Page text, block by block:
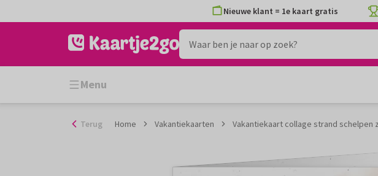
naar
Nieuwe klant = 1e kaart gratis
Menu
Terug Home Vakantiekaarten Vakantiekaart collage strand schelpen